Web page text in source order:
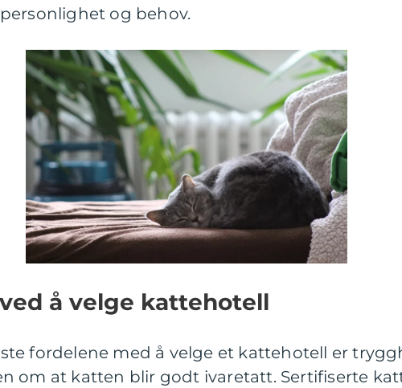
og behov.
å velge kattehotell
fordelene med å velge et kattehotell er
om at katten blir godt ivaretatt. Sertifiserte